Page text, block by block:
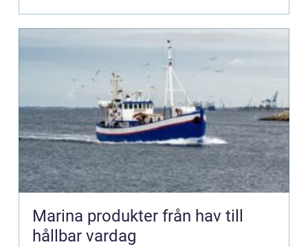
Marina produkter från hav till
hållbar vardag